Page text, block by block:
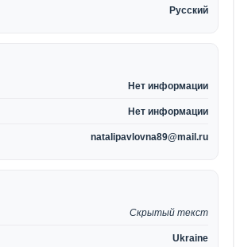
Русский
Нет информации
Нет информации
natalipavlovna89@mail.ru
Скрытый текст
Ukraine